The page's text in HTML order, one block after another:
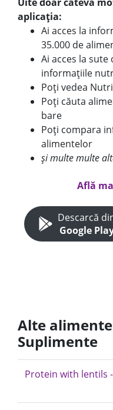
aplicația:
Ai acces la
35.000 de
Ai acces la
informațiile
Poți vedea
Poți căuta
bare
Poți compara
alimentelor
și multe multe
Află
Descarcă
Google
Alte
Suplimente
Protein with lentils